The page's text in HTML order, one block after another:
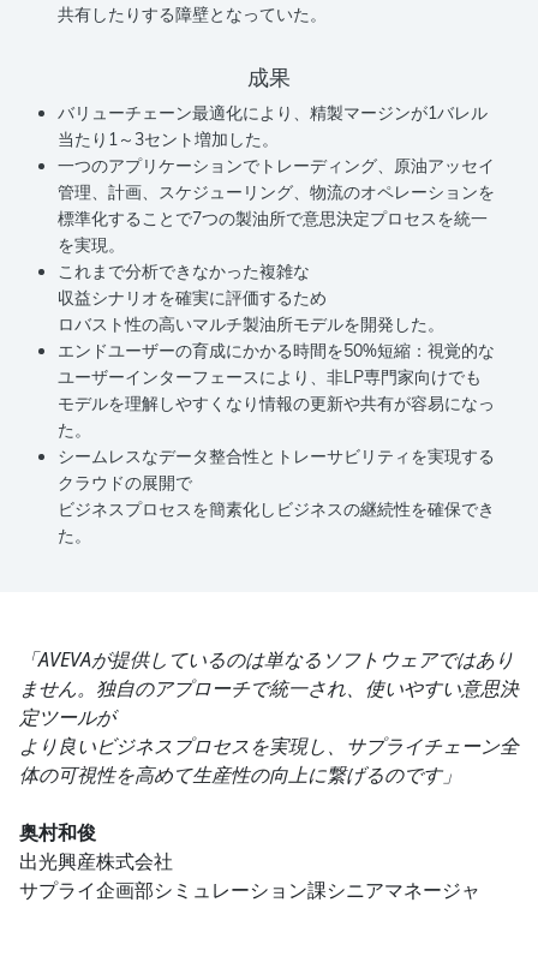
共有したりする障壁となっていた。
成果
バリューチェーン最適化により、精製マージンが1バレル
当たり1～3セント増加した。
一つのアプリケーションでトレーディング、原油アッセイ
管理、計画、スケジューリング、物流のオペレーションを
標準化することで7つの製油所で意思決定プロセスを統一
を実現。
これまで分析できなかった複雑な
収益シナリオを確実に評価するため
ロバスト性の高いマルチ製油所モデルを開発した。
エンドユーザーの育成にかかる時間を50%短縮：視覚的な
ユーザーインターフェースにより、非LP専門家向けでも
モデルを理解しやすくなり情報の更新や共有が容易になっ
た。
シームレスなデータ整合性とトレーサビリティを実現する
クラウドの展開で
ビジネスプロセスを簡素化しビジネスの継続性を確保でき
た。
「AVEVAが提供しているのは単なるソフトウェアではあり
ません。独自のアプローチで統一され、使いやすい意思決
定ツールが
より良いビジネスプロセスを実現し、サプライチェーン全
体の可視性を高めて生産性の向上に繋げるのです」
奥村和俊
出光興産株式会社
サプライ企画部シミュレーション課シニアマネージャ